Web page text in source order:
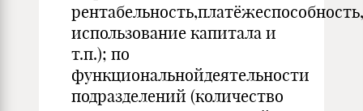
рентабельность,платёжеспособность,
использование капитала и
т.п.); по
функциональнойдеятельности
подразделений (количество